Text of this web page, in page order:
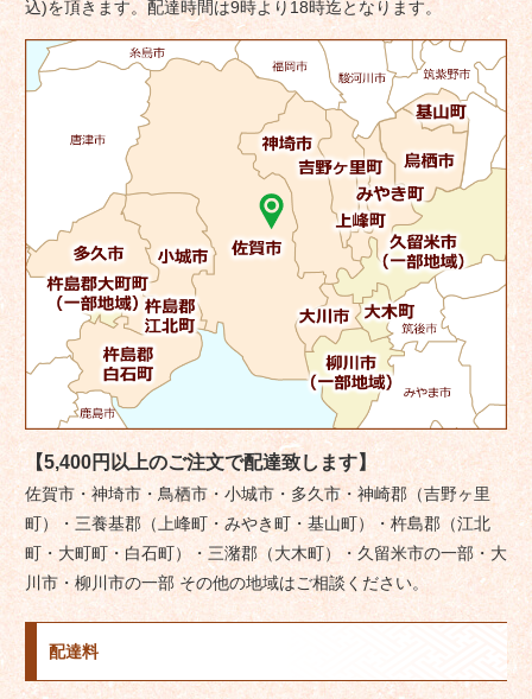
ン
込)を頂きます。配達時間は9時より18時迄となります。
【5,400円以上のご注文で配達致します】
佐賀市・神埼市・鳥栖市・小城市・多久市・神崎郡（吉野ヶ里
町）・三養基郡（上峰町・みやき町・基山町）・杵島郡（江北
町・大町町・白石町）・三潴郡（大木町）・久留米市の一部・大
川市・柳川市の一部 その他の地域はご相談ください。
配達料